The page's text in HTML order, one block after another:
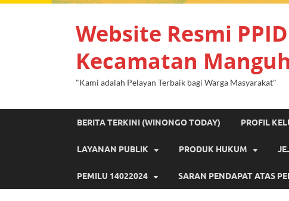
Website Resmi
Kecamatan
"Kami adalah Pelayan Terbaik bagi Warga Masyarakat"
BERITA TERKINI (WINONGO TODAY) PROFIL
LAYANAN PUBLIK PRODUK HUKUM
PEMILU 14022024 SARAN PENDAPAT ATAS